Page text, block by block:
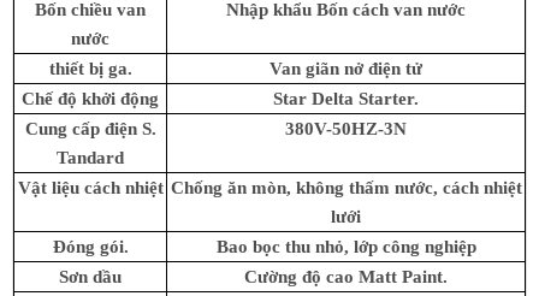
Bốn chiều van
nước
Nhập khẩu Bốn cách van nước
thiết bị ga.
Van giãn nở điện tử
Chế độ khởi động
Star Delta Starter.
Cung cấp điện S.
Tandard
380V-50HZ-3N
Vật liệu cách nhiệt Chống ăn mòn, không thấm nước, cách nhiệt
lưới
Đóng gói.
Bao bọc thu nhỏ, lớp công nghiệp
Sơn dầu
Cường độ cao Matt Paint.